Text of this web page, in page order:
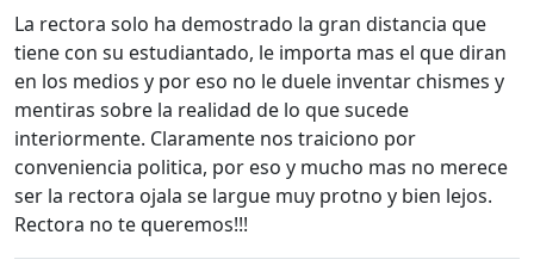
La rectora solo ha demostrado la gran distancia que
tiene con su estudiantado, le importa mas el que diran
en los medios y por eso no le duele inventar chismes y
mentiras sobre la realidad de lo que sucede
interiormente. Claramente nos traiciono por
conveniencia politica, por eso y mucho mas no merece
ser la rectora ojala se largue muy protno y bien lejos.
Rectora no te queremos!!!